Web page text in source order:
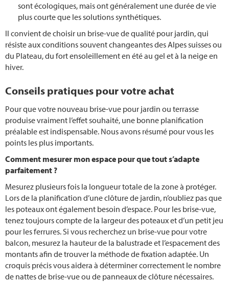
sont écologiques, mais ont généralement une durée de vie
plus courte que les solutions synthétiques.
Il convient de choisir un brise-vue de qualité pour jardin, qui
résiste aux conditions souvent changeantes des Alpes suisses ou
du Plateau, du fort ensoleillement en été au gel et à la neige en
hiver.
Conseils pratiques pour votre achat
Pour que votre nouveau brise-vue pour jardin ou terrasse
produise vraiment l’effet souhaité, une bonne planification
préalable est indispensable. Nous avons résumé pour vous les
points les plus importants.
Comment mesurer mon espace pour que tout s’adapte
parfaitement ?
Mesurez plusieurs fois la longueur totale de la zone à protéger.
Lors de la planification d’une clôture de jardin, n’oubliez pas que
les poteaux ont également besoin d’espace. Pour les brise-vue,
tenez toujours compte de la largeur des poteaux et d’un petit jeu
pour les ferrures. Si vous recherchez un brise-vue pour votre
balcon, mesurez la hauteur de la balustrade et l’espacement des
montants afin de trouver la méthode de fixation adaptée. Un
croquis précis vous aidera à déterminer correctement le nombre
de nattes de brise-vue ou de panneaux de clôture nécessaires.